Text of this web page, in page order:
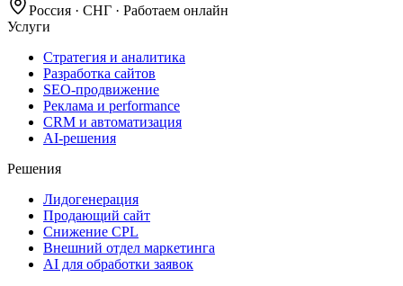
Россия · СНГ · Работаем онлайн
Услуги
Стратегия и аналитика
Разработка сайтов
SEO‑продвижение
Реклама и performance
CRM и автоматизация
AI‑решения
Решения
Лидогенерация
Продающий сайт
Снижение CPL
Внешний отдел маркетинга
AI для обработки заявок